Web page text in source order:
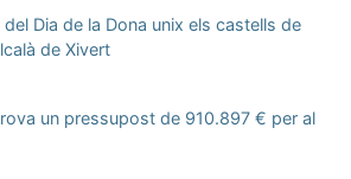
Dia de la Dona unix els castells de
de Xivert
un pressupost de 910.897 € per al